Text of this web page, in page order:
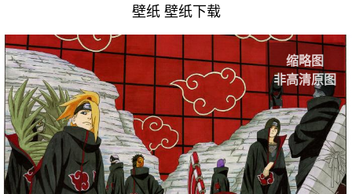
壁纸 壁纸下载
缩略图
非高清原图